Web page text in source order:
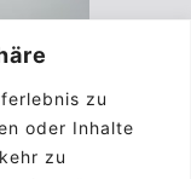
zu
oder Inhalte
zu